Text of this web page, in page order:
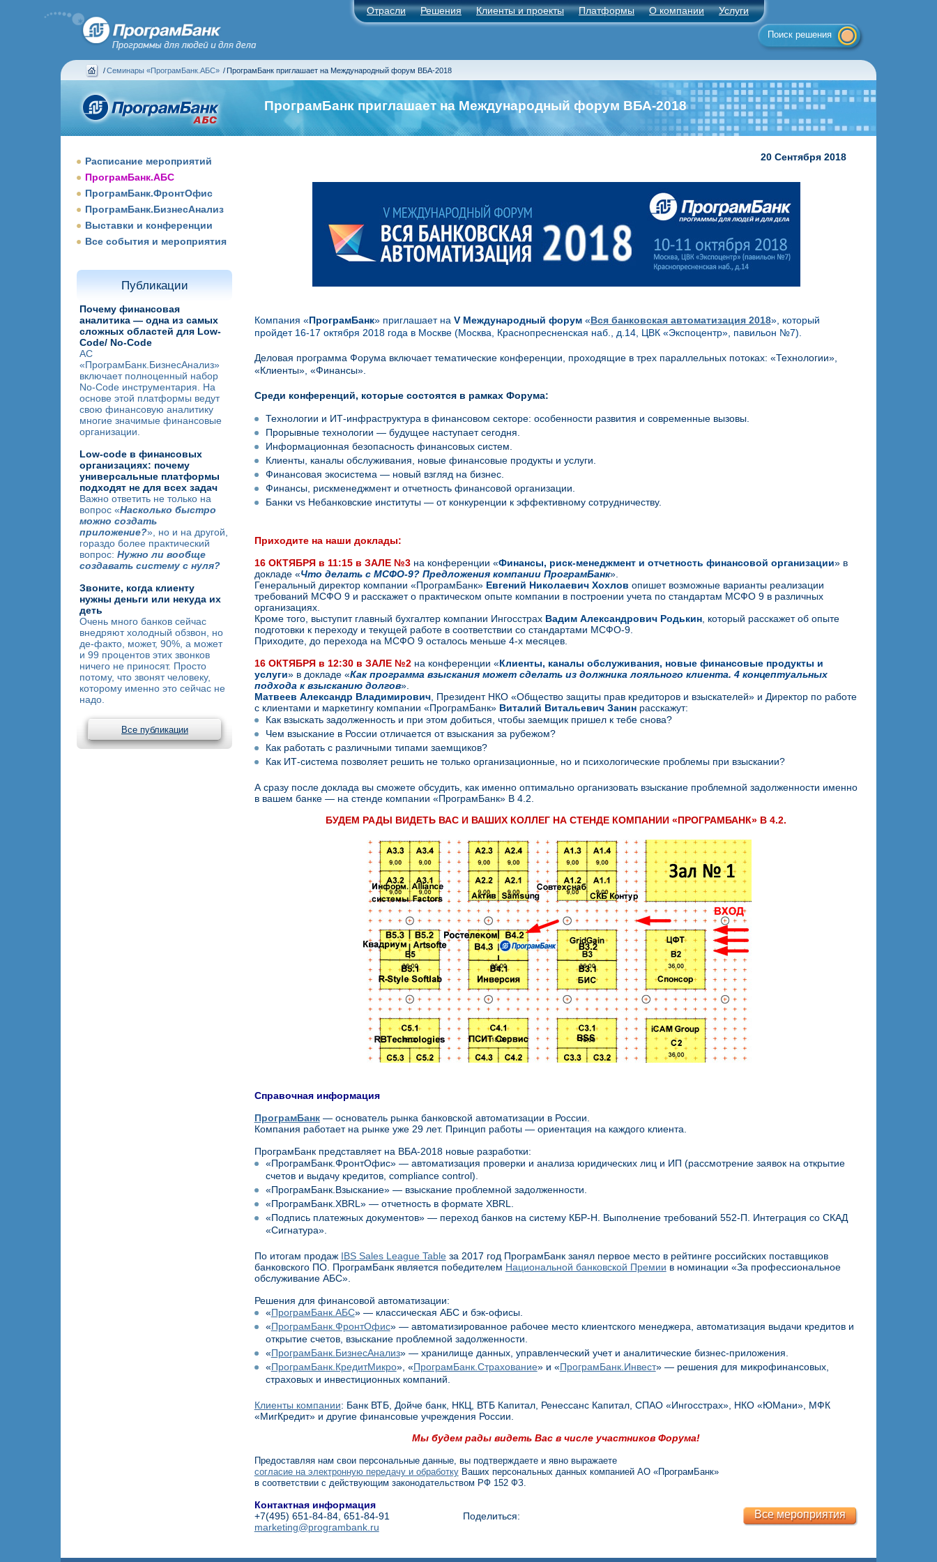
Поиск решения
Отрасли Решения Клиенты и проекты Платформы О компании Услуги
/Семинары «ПрограмБанк.АБС» /ПрограмБанк приглашает на Международный форум ВБА-2018
ПрограмБанк приглашает на Международный форум ВБА-2018
Расписание мероприятий
ПрограмБанк.АБС
ПрограмБанк.ФронтОфис
ПрограмБанк.БизнесАнализ
Выставки и конференции
Все события и мероприятия
Публикации
Почему финансовая
аналитика — одна из самых
сложных областей для Low-
Code/ No-Code
АС
«ПрограмБанк.БизнесАнализ»
включает полноценный набор
No-Code инструментария. На
основе этой платформы ведут
свою финансовую аналитику
многие значимые финансовые
организации.
Low-code в финансовых
организациях: почему
универсальные платформы
подходят не для всех задач
Важно ответить не только на
вопрос «Насколько быстро
можно создать
приложение?», но и на другой,
гораздо более практический
вопрос:Нужно ли вообще
создавать систему с нуля?
Звоните, когда клиенту
нужны деньги или некуда их
деть
Очень много банков сейчас
внедряют холодный обзвон, но
де-факто, может, 90%, а может
и 99 процентов этих звонков
ничего не приносят. Просто
потому, что звонят человеку,
которому именно это сейчас не
надо.
Все публикации
20 Сентября 2018
Компания «ПрограмБанк» приглашает на V Международный форум «Вся банковская автоматизация 2018», который
пройдет 16-17 октября 2018 года в Москве (Москва, Краснопресненская наб., д.14, ЦВК «Экспоцентр», павильон №7).
Деловая программа Форума включает тематические конференции, проходящие в трех параллельных потоках: «Технологии»,
«Клиенты», «Финансы».
Среди конференций, которые состоятся в рамках Форума:
Технологии и ИТ-инфраструктура в финансовом секторе: особенности развития и современные вызовы.
Прорывные технологии — будущее наступает сегодня.
Информационная безопасность финансовых систем.
Клиенты, каналы обслуживания, новые финансовые продукты и услуги.
Финансовая экосистема — новый взгляд на бизнес.
Финансы, рискменеджмент и отчетность финансовой организации.
Банки vs Небанковские институты — от конкуренции к эффективному сотрудничеству.
Приходите на наши доклады:
16 ОКТЯБРЯ в 11:15 в ЗАЛЕ №3на конференции «Финансы, риск-менеджмент и отчетность финансовой организации» в
докладе «Что делать с МСФО-9? Предложения компании ПрограмБанк».
Генеральный директор компании «ПрограмБанк» Евгений Николаевич Хохлов опишет возможные варианты реализации
требований МСФО 9 и расскажет о практическом опыте компании в построении учета по стандартам МСФО 9 в различных
организациях.
Кроме того, выступит главный бухгалтер компании Ингосстрах Вадим Александрович Родькин, который расскажет об опыте
подготовки к переходу и текущей работе в соответствии со стандартами МСФО-9.
Приходите, до перехода на МСФО 9 осталось меньше 4-х месяцев.
16 ОКТЯБРЯ в 12:30 в ЗАЛЕ №2на конференции «Клиенты, каналы обслуживания, новые финансовые продукты и
услуги» в докладе «Как программа взыскания может сделать из должника лояльного клиента. 4 концептуальных
подхода к взысканию долгов».
Матвеев Александр Владимирович, Президент НКО «Общество защиты прав кредиторов и взыскателей» и Директор по работе
с клиентами и маркетингу компании «ПрограмБанк» Виталий Витальевич Занинрасскажут:
Как взыскать задолженность и при этом добиться, чтобы заемщик пришел к тебе снова?
Чем взыскание в России отличается от взыскания за рубежом?
Как работать с различными типами заемщиков?
Как ИТ-система позволяет решить не только организационные, но и психологические проблемы при взыскании?
А сразу после доклада вы сможете обсудить, как именно оптимально организовать взыскание проблемной задолженности именно
в вашем банке — на стенде компании «ПрограмБанк» В 4.2.
БУДЕМ РАДЫ ВИДЕТЬ ВАС И ВАШИХ КОЛЛЕГ НА СТЕНДЕ КОМПАНИИ «ПРОГРАМБАНК» В 4.2.
Справочная информация
ПрограмБанк— основатель рынка банковской автоматизации в России.
Компания работает на рынке уже 29 лет. Принцип работы — ориентация на каждого клиента.
ПрограмБанк представляет на ВБА-2018 новые разработки:
«ПрограмБанк.ФронтОфис» — автоматизация проверки и анализа юридических лиц и ИП (рассмотрение заявок на открытие
счетов и выдачу кредитов, compliance control).
«ПрограмБанк.Взыскание» — взыскание проблемной задолженности.
«ПрограмБанк.XBRL» — отчетность в формате XBRL.
«Подпись платежных документов» — переход банков на систему КБР-Н. Выполнение требований 552-П. Интеграция со СКАД
«Сигнатура».
По итогам продаж IBS Sales League Tableза 2017 год ПрограмБанк занял первое место в рейтинге российских поставщиков
банковского ПО. ПрограмБанк является победителем Национальной банковской Премии в номинации «За профессиональное
обслуживание АБС».
Решения для финансовой автоматизации:
«ПрограмБанк.АБС» — классическая АБС и бэк-офисы.
«ПрограмБанк.ФронтОфис» — автоматизированное рабочее место клиентского менеджера, автоматизация выдачи кредитов и
открытие счетов, взыскание проблемной задолженности.
«ПрограмБанк.БизнесАнализ» — хранилище данных, управленческий учет и аналитические бизнес-приложения.
«ПрограмБанк.КредитМикро», «ПрограмБанк.Страхование» и «ПрограмБанк.Инвест» — решения для микрофинансовых,
страховых и инвестиционных компаний.
Клиенты компании: Банк ВТБ, Дойче банк, НКЦ, ВТБ Капитал, Ренессанс Капитал, СПАО «Ингосстрах», НКО «ЮМани», МФК
«МигКредит» и другие финансовые учреждения России.
Мы будем рады видеть Вас в числе участников Форума!
Предоставляя нам свои персональные данные, вы подтверждаете и явно выражаете
согласие на электронную передачу и обработкуВаших персональных данных компанией АО «ПрограмБанк»
в соответствии с действующим законодательством РФ 152 ФЗ.
Контактная информация
+7(495) 651-84-84, 651-84-91
marketing@programbank.ru
Поделиться: Все мероприятия